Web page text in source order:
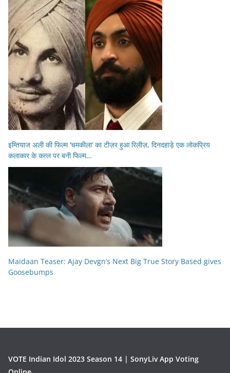
इम्तियाज अली की फिल्म ‘चमकीला’ का टीज़र हुआ रिलीज़, दिनदहाड़े एक लोकप्रिय
कलाकार के कत्ल पर बनी फिल्म…
Maidaan Teaser: Ajay Devgn’s Next Big True Story Based gives
Goosebumps
VOTE Indian Idol 2023 Season 14 | SonyLiv App Voting